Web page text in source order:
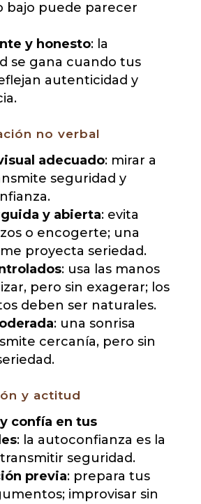
bajo puede parecer
y honesto: la
se gana cuando tus
autenticidad y
no verbal
adecuado: mirar a
seguridad y
y abierta: evita
o encogerte; una
proyecta seriedad.
: usa las manos
pero sin exagerar; los
deben ser naturales.
: una sonrisa
cercanía, pero sin
y actitud
confía en tus
: la autoconfianza es la
seguridad.
previa: prepara tus
improvisar sin